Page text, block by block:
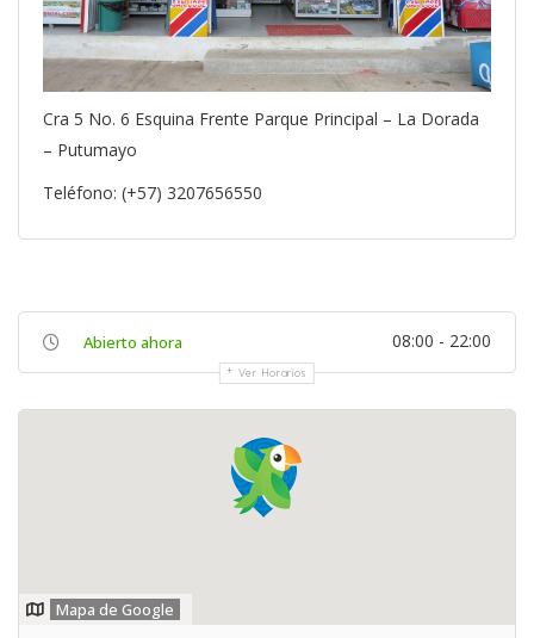
Cra 5 No. 6 Esquina Frente Parque Principal – La Dorada
– Putumayo
Teléfono: (+57) 3207656550
Abierto ahora 08:00 - 22:00
Ver Horarios
Mapa de Google